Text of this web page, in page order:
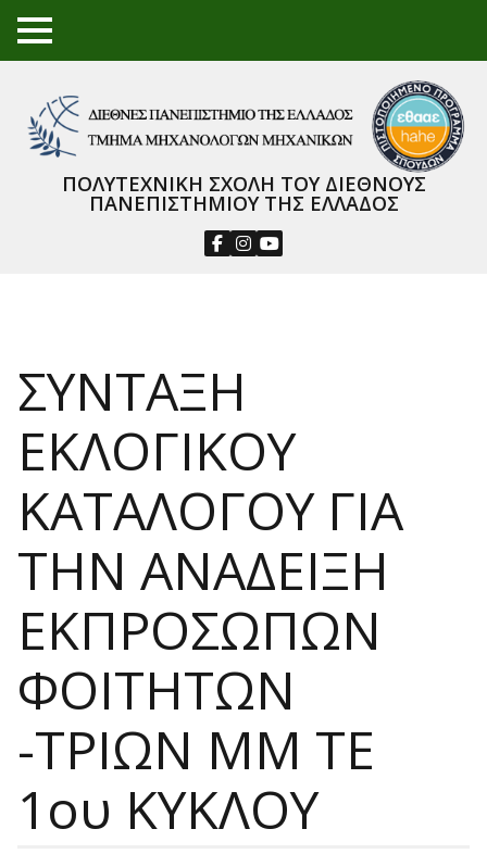
TO
GGL
NU
ΠΟΛΥΤΕΧΝΙΚΗ ΣΧΟΛΗ ΤΟΥ ΔΙΕΘΝΟΥΣ
ΠΑΝΕΠΙΣΤΗΜΙΟΥ ΤΗΣ ΕΛΛΑΔΟΣ
ΣΥΝΤΑΞΗ
ΕΚΛΟΓΙΚΟΥ
ΚΑΤΑΛΟΓΟΥ ΓΙΑ
ΤΗΝ ΑΝΑΔΕΙΞΗ
ΕΚΠΡΟΣΩΠΩΝ
ΦΟΙΤΗΤΩΝ
-ΤΡΙΩΝ ΜΜ ΤΕ
1ου ΚΥΚΛΟΥ